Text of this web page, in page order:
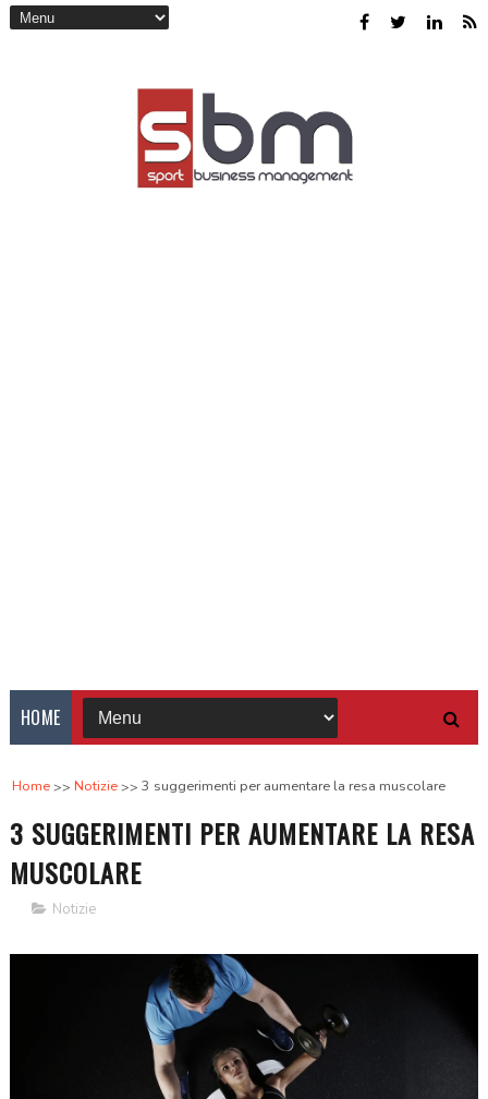
HOME
Home Notizie 3 suggerimenti per aumentare la resa muscolare
3 SUGGERIMENTI PER AUMENTARE LA RESA
MUSCOLARE
Notizie